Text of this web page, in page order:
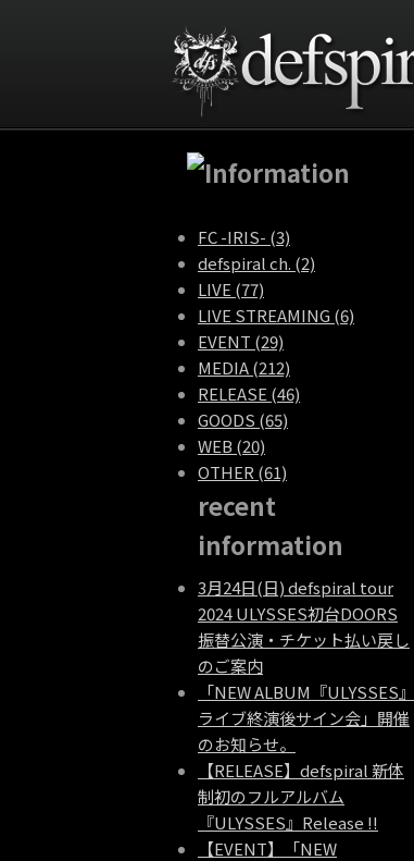
FC -IRIS- (3)
defspiral ch. (2)
LIVE (77)
LIVE STREAMING (6)
EVENT (29)
MEDIA (212)
RELEASE (46)
GOODS (65)
WEB (20)
OTHER (61)
recent
information
3月24日(日) defspiral tour
2024 ULYSSES初台DOORS
振替公演・チケット払い戻し
のご案内
「NEW ALBUM『ULYSSES』
ライブ終演後サイン会」開催
のお知らせ。
【RELEASE】defspiral 新体
制初のフルアルバム
『ULYSSES』Release !!
【EVENT】「NEW